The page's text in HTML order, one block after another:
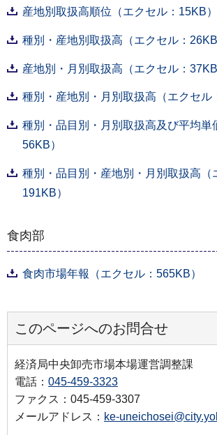
産地別取扱高順位（エクセル：15KB）
種別・産地別取扱高（エクセル：26KB
産地別・月別取扱高（エクセル：37KB
種別・産地別・月別取扱高（エクセル
種別・品目別・月別取扱高及び平均単
56KB）
種別・品目別・産地別・月別取扱高（
191KB）
食肉部
食肉市場年報（エクセル：565KB）
このページへのお問合せ
経済局中央卸売市場本場運営調整課
電話： 045-459-3323
ファクス：045-459-3307
メールアドレス： ke-